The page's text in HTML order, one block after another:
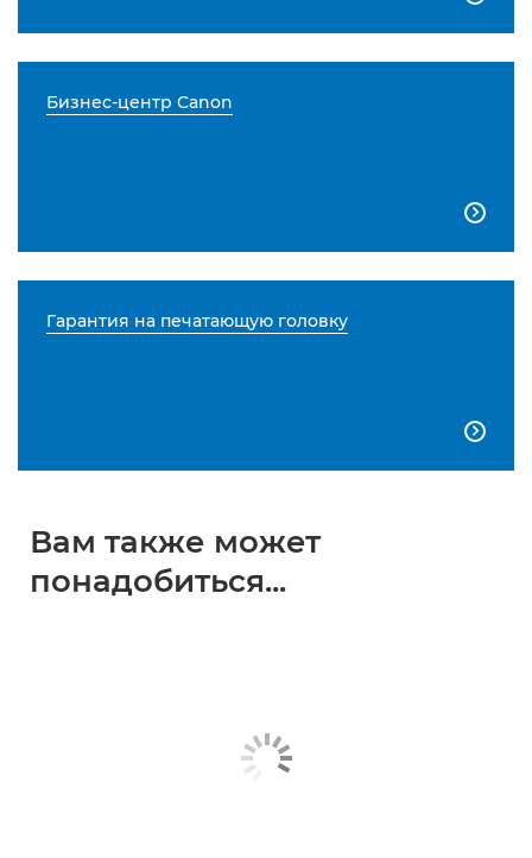
Бизнес-центр Canon

Гарантия на печатающую головку

Вам также может
понадобиться...